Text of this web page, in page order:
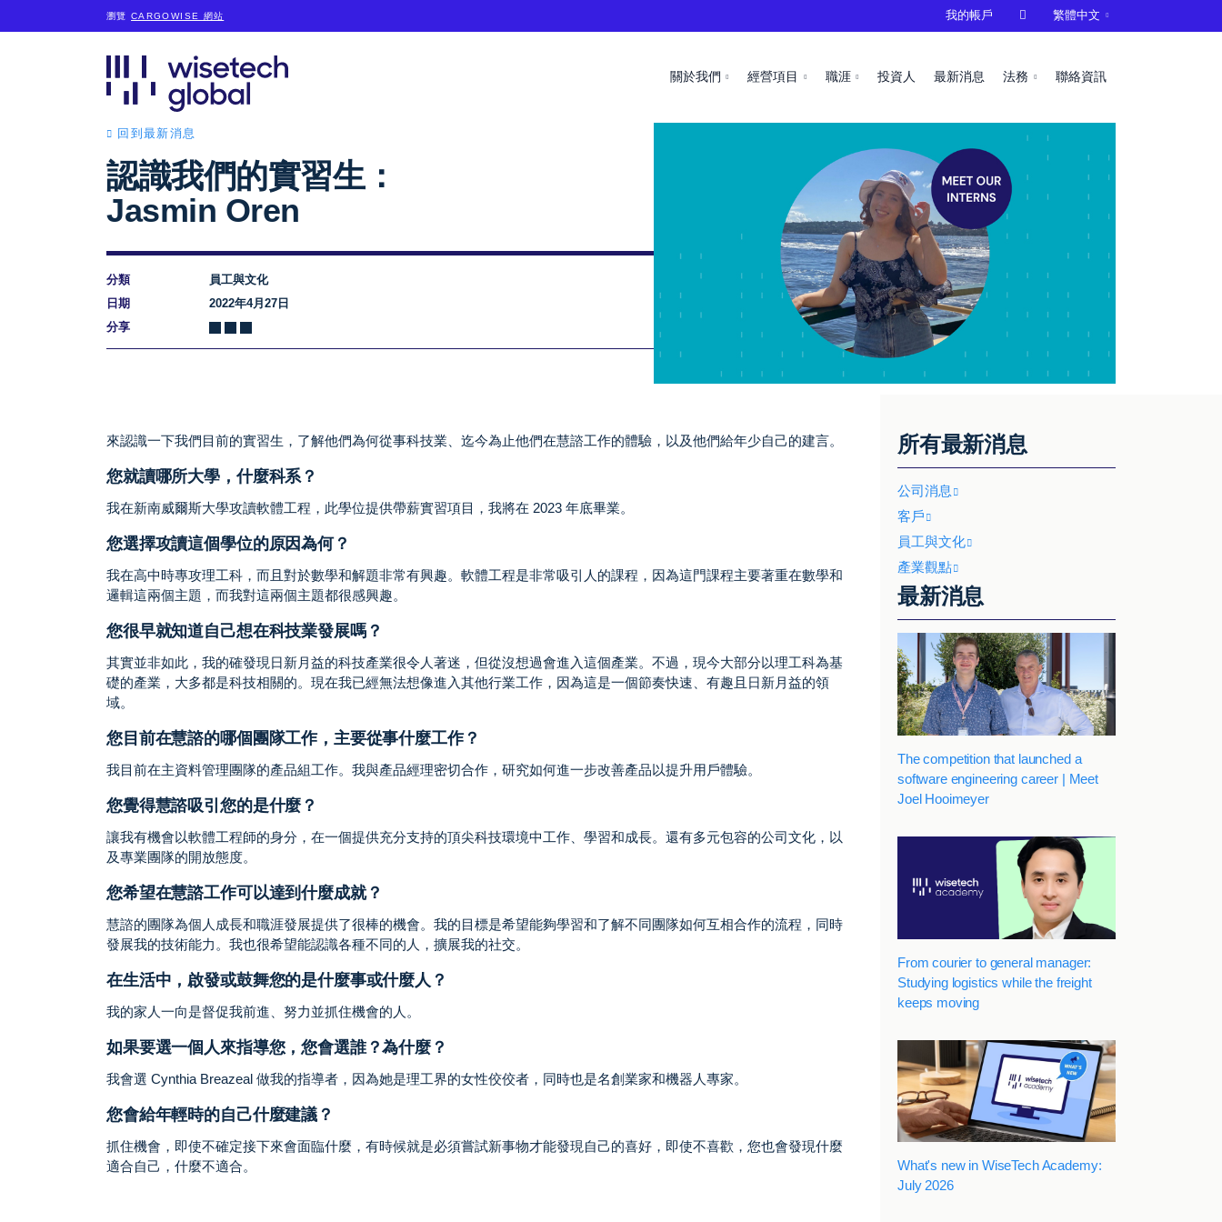
瀏覽CARGOWISE 網站
關於我們 經營項目 職涯 投資人 最新消息 法務 聯絡資訊
我的帳戶  繁體中文
回到最新消息
認識我們的實習生：
Jasmin Oren
分類
員工與文化
日期
2022年4月27日
分享
來認識一下我們目前的實習生，了解他們為何從事科技業、迄今為止他們在慧諮工作的體驗，以及他們給年少自己的建言。
您就讀哪所大學，什麼科系？
我在新南威爾斯大學攻讀軟體工程，此學位提供帶薪實習項目，我將在 2023 年底畢業。
您選擇攻讀這個學位的原因為何？
我在高中時專攻理工科，而且對於數學和解題非常有興趣。軟體工程是非常吸引人的課程，因為這門課程主要著重在數學和
邏輯這兩個主題，而我對這兩個主題都很感興趣。
您很早就知道自己想在科技業發展嗎？
其實並非如此，我的確發現日新月益的科技產業很令人著迷，但從沒想過會進入這個產業。不過，現今大部分以理工科為基
礎的產業，大多都是科技相關的。現在我已經無法想像進入其他行業工作，因為這是一個節奏快速、有趣且日新月益的領
域。
您目前在慧諮的哪個團隊工作，主要從事什麼工作？
我目前在主資料管理團隊的產品組工作。我與產品經理密切合作，研究如何進一步改善產品以提升用戶體驗。
您覺得慧諮吸引您的是什麼？
讓我有機會以軟體工程師的身分，在一個提供充分支持的頂尖科技環境中工作、學習和成長。還有多元包容的公司文化，以
及專業團隊的開放態度。
您希望在慧諮工作可以達到什麼成就？
慧諮的團隊為個人成長和職涯發展提供了很棒的機會。我的目標是希望能夠學習和了解不同團隊如何互相合作的流程，同時
發展我的技術能力。我也很希望能認識各種不同的人，擴展我的社交。
在生活中，啟發或鼓舞您的是什麼事或什麼人？
我的家人一向是督促我前進、努力並抓住機會的人。
如果要選一個人來指導您，您會選誰？為什麼？
我會選 Cynthia Breazeal 做我的指導者，因為她是理工界的女性佼佼者，同時也是名創業家和機器人專家。
您會給年輕時的自己什麼建議？
抓住機會，即使不確定接下來會面臨什麼，有時候就是必須嘗試新事物才能發現自己的喜好，即使不喜歡，您也會發現什麼
適合自己，什麼不適合。
所有最新消息
公司消息
客戶
員工與文化
產業觀點
最新消息
The competition that launched a
software engineering career | Meet
Joel Hooimeyer
From courier to general manager:
Studying logistics while the freight
keeps moving
What's new in WiseTech Academy:
July 2026